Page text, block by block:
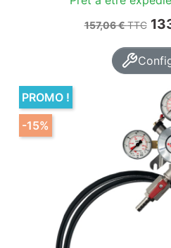
Prix de base
157,06 €TTC Prix
PROMO !
-15%